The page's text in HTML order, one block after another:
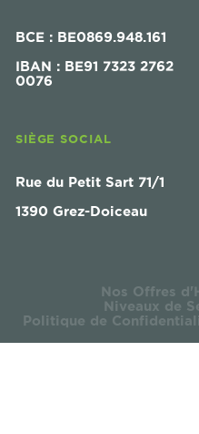
BCE : BE0869.948.161
IBAN : BE91 7323 2762
0076
SIÈGE SOCIAL
Rue du Petit Sart 71/1
1390 Grez-Doiceau
Nos Offres
Niveaux de
Politique de